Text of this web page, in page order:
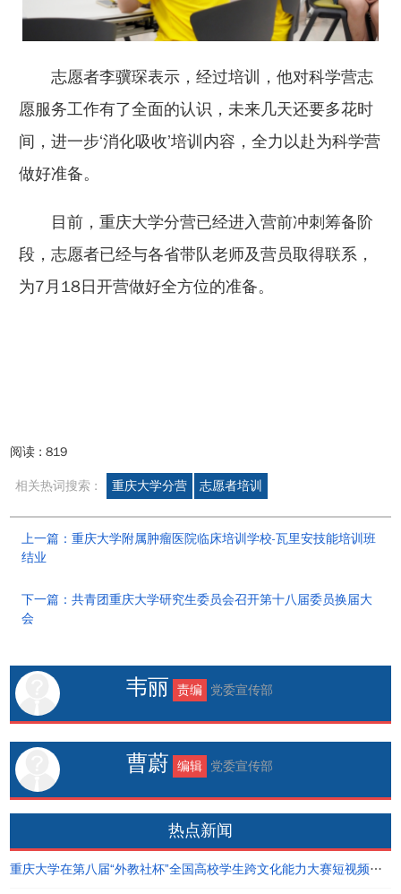
志愿者李骥琛表示，经过培训，他对科学营志
愿服务工作有了全面的认识，未来几天还要多花时
间，进一步‘消化吸收’培训内容，全力以赴为科学营
做好准备。
目前，重庆大学分营已经进入营前冲刺筹备阶
段，志愿者已经与各省带队老师及营员取得联系，
为7月18日开营做好全方位的准备。
阅读 :819
相关热词搜索 : 重庆大学分营 志愿者培训
上一篇：重庆大学附属肿瘤医院临床培训学校-瓦里安技能培训班
结业
下一篇：共青团重庆大学研究生委员会召开第十八届委员换届大
会
韦丽 责编 党委宣传部
曹蔚 编辑 党委宣传部
热点新闻
重庆大学在第八届“外教社杯”全国高校学生跨文化能力大赛短视频大赛中荣获佳绩